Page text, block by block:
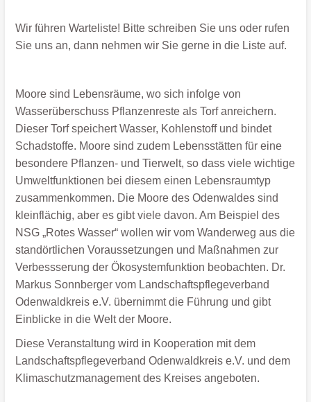
Wir führen Warteliste! Bitte schreiben Sie uns oder rufen
Sie uns an, dann nehmen wir Sie gerne in die Liste auf.
Moore sind Lebensräume, wo sich infolge von
Wasserüberschuss Pflanzenreste als Torf anreichern.
Dieser Torf speichert Wasser, Kohlenstoff und bindet
Schadstoffe. Moore sind zudem Lebensstätten für eine
besondere Pflanzen- und Tierwelt, so dass viele wichtige
Umweltfunktionen bei diesem einen Lebensraumtyp
zusammenkommen. Die Moore des Odenwaldes sind
kleinflächig, aber es gibt viele davon. Am Beispiel des
NSG „Rotes Wasser“ wollen wir vom Wanderweg aus die
standörtlichen Voraussetzungen und Maßnahmen zur
Verbessserung der Ökosystemfunktion beobachten. Dr.
Markus Sonnberger vom Landschaftspflegeverband
Odenwaldkreis e.V. übernimmt die Führung und gibt
Einblicke in die Welt der Moore.
Diese Veranstaltung wird in Kooperation mit dem
Landschaftspflegeverband Odenwaldkreis e.V. und dem
Klimaschutzmanagement des Kreises angeboten.